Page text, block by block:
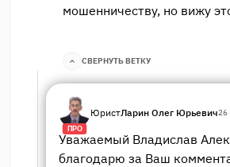
мошенничеству, но вижу
СВЕРНУТЬ ВЕТКУ
ПРО
ЮристЛарин Олег Юрьевич26
Уважаемый Владислав
благодарю за Ваш